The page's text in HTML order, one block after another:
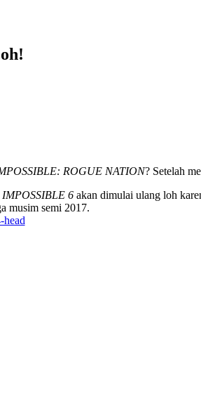
ROGUE NATION? Setelah
6 akan dimulai ulang loh
musim semi 2017.